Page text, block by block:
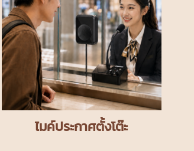
ไมค์ประกาศตั้งโต๊ะ